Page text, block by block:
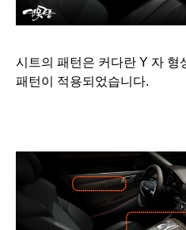
시트의 패턴은 커다란 Y 자 형
패턴이 적용되었습니다.